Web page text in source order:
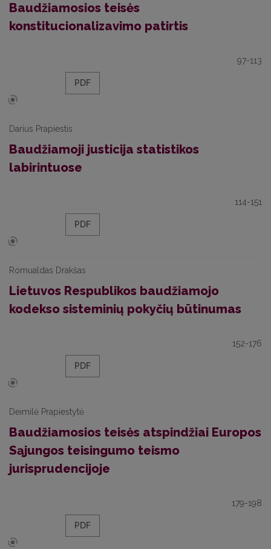
Baudžiamosios teisės
konstitucionalizavimo patirtis
97-113
PDF
Darius Prapiestis
Baudžiamoji justicija statistikos
labirintuose
114-151
PDF
Romualdas Drakšas
Lietuvos Respublikos baudžiamojo
kodekso sisteminių pokyčių būtinumas
152-176
PDF
Deimilė Prapiestytė
Baudžiamosios teisės atspindžiai Europos
Sąjungos teisingumo teismo
jurisprudencijoje
179-198
PDF